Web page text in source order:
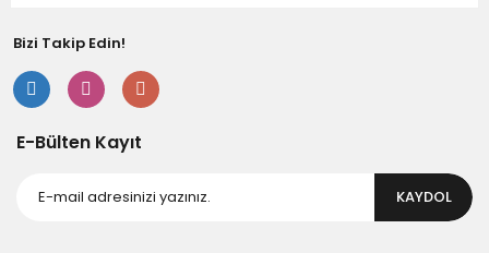
Bizi Takip Edin!
E-Bülten Kayıt
KAYDOL